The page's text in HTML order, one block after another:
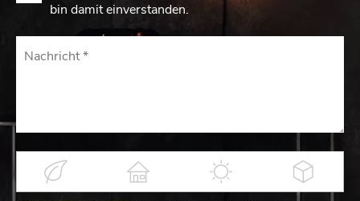
bin damit einverstanden.